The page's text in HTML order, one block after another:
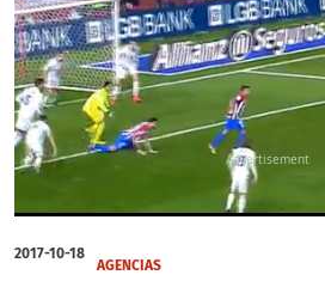
of
46
00:46
2017-10-18
AGENCIAS